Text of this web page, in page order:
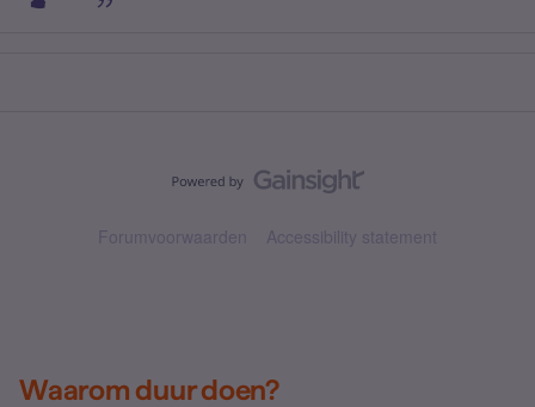
Forumvoorwaarden Accessibility statement
Waarom duur doen?